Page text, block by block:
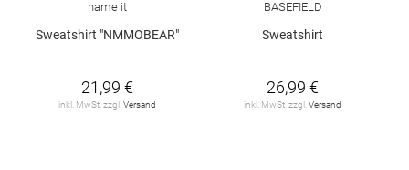
name it
Sweatshirt "NMMOBEAR"
21,99 €
inkl. MwSt. zzgl. Versand
BASEFIELD
Sweatshirt
26,99 €
inkl. MwSt. zzgl. Versand